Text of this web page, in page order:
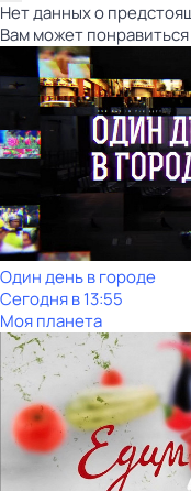
Нет данных о
Вам может понравиться
Один день в городе
Сегодня в 13:55
Моя планета